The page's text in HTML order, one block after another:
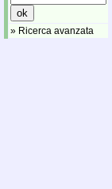
» Ricerca avanzata